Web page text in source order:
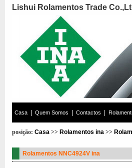
Lishui Rolamentos Trade
Casa Quem Somos Contactos
posição: Casa >> Rolamentos ina >>
Rolamentos NNC4924V ina